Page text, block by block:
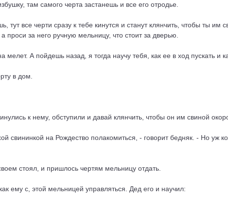
там самого черта застанешь и все его отродье.
тут все черти сразу к тебе кинутся и станут клянчить, чтобы ты им
проси за него ручную мельницу, что стоит за дверью.
А пойдешь назад, я тогда научу тебя, как ее в ход пускать и
в дом.
к нему, обступили и давай клянчить, чтобы он им свиной
свининкой на Рождество полакомиться, - говорит бедняк. - Но уж
стоял, и пришлось чертям мельницу отдать.
ему с, этой мельницей управляться. Дед его и научил: